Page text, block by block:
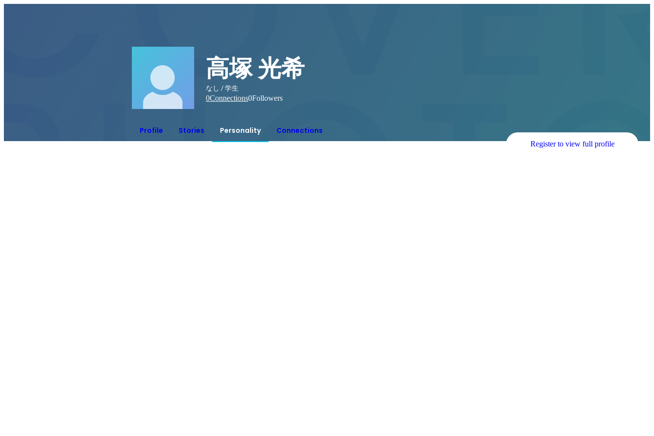
高塚 光希
なし / 学生
0Connections0Followers
Profile Stories Personality Connections
Register to view full profile